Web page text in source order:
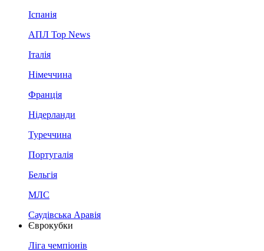
Іспанія
АПЛ Top News
Італія
Німеччина
Франція
Нідерланди
Туреччина
Португалія
Бельгія
МЛС
Саудівська Аравія
Єврокубки
Ліга чемпіонів